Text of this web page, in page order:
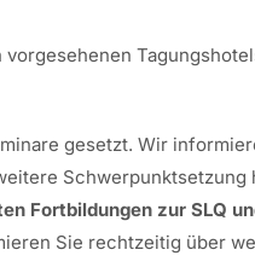
gesetzt. Wir
Schwerpunktsetzung
Fortbildungen zur SLQ
Sie rechtzeitig über